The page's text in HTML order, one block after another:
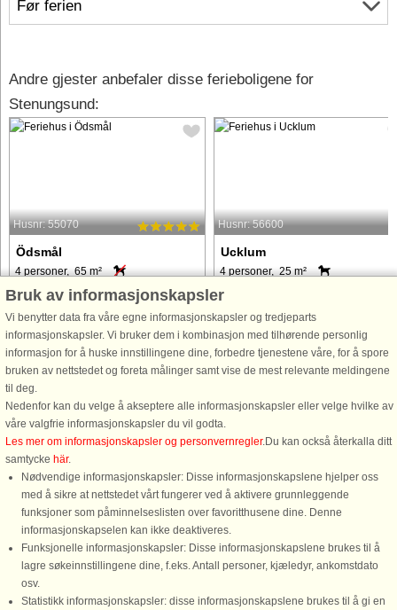
Før ferien
Andre gjester anbefaler disse ferieboligene for
Stenungsund:
Husnr: 55070
Ödsmål
4 personer, 65 m²
75 m til kyst.
Denna fräscha och välutrustade stuga
i Ödsmål, strax norr om Stenungsund,
erbjuder en underbar semester vid
havet med vidsträckt utsikt över
Halsefjorden och mot Orust. Belägen
endast 75 meter från vattnet ...
fra 12.209 NOK
Husnr: 56600
Ucklum
4 personer, 25 m²
100 m til kyst.
Välkomna till Ucklum – en fridfull oas
bara 7km ifrån Stenungssund och
med bekvämt avstånd till kustöarna
Tjörn och Orust. I området erbjuds
insjöar till salta havsbad. ...
fra 5.235 NOK
Bruk av informasjonskapsler
Vi benytter data fra våre egne informasjonskapsler og tredjeparts
informasjonskapsler. Vi bruker dem i kombinasjon med tilhørende personlig
informasjon for å huske innstillingene dine, forbedre tjenestene våre, for å spore
bruken av nettstedet og foreta målinger samt vise de mest relevante meldingene
til deg.
Nedenfor kan du velge å akseptere alle informasjonskapsler eller velge hvilke av
våre valgfrie informasjonskapsler du vil godta.
Les mer om informasjonskapsler og personvernregler.Du kan också återkalla ditt
samtycke här.
Nødvendige informasjonskapsler: Disse informasjonskapslene hjelper oss
med å sikre at nettstedet vårt fungerer ved å aktivere grunnleggende
funksjoner som påminnelseslisten over favoritthusene dine. Denne
informasjonskapselen kan ikke deaktiveres.
Funksjonelle informasjonskapsler: Disse informasjonskapslene brukes til å
lagre søkeinnstillingene dine, f.eks. Antall personer, kjæledyr, ankomstdato
osv.
Statistikk informasjonskapsler: disse informasjonskapslene brukes til å gi en